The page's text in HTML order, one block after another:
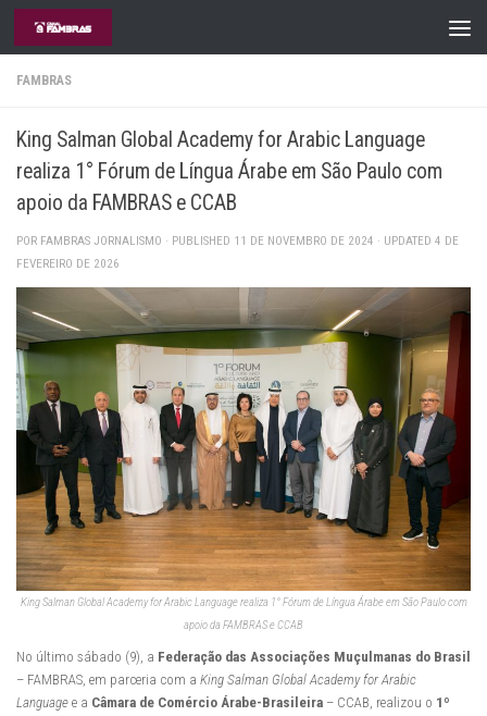
Skip to content
FAMBRAS
King Salman Global Academy for Arabic Language
realiza 1° Fórum de Língua Árabe em São Paulo com
apoio da FAMBRAS e CCAB
POR FAMBRAS JORNALISMO · PUBLISHED 11 DE NOVEMBRO DE 2024 · UPDATED 4 DE
FEVEREIRO DE 2026
King Salman Global Academy for Arabic Language realiza 1° Fórum de Língua Árabe em São Paulo com
apoio da FAMBRAS e CCAB
No último sábado (9), a Federação das Associações Muçulmanas do Brasil
– FAMBRAS, em parceria com a King Salman Global Academy for Arabic
Language e a Câmara de Comércio Árabe-Brasileira – CCAB, realizou o 1º